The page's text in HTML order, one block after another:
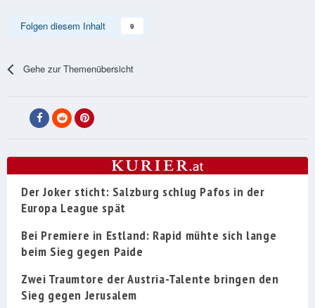
Folgen diesem Inhalt 9
Gehe zur Themenübersicht
Der Joker sticht: Salzburg schlug Pafos in der
Europa League spät
Bei Premiere in Estland: Rapid mühte sich lange
beim Sieg gegen Paide
Zwei Traumtore der Austria-Talente bringen den
Sieg gegen Jerusalem